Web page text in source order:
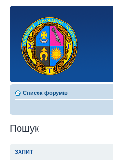
Список форумів
Пошук
ЗАПИТ